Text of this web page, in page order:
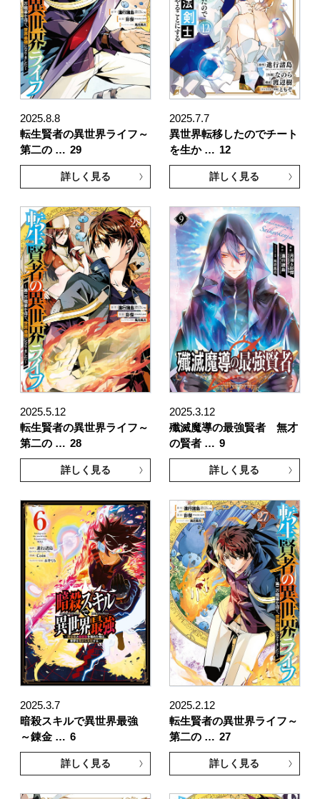
2025.8.8
転生賢者の異世界ライフ～
第二の … 29
詳しく見る
2025.7.7
異世界転移したのでチート
を生か … 12
詳しく見る
2025.5.12
転生賢者の異世界ライフ～
第二の … 28
詳しく見る
2025.3.12
殲滅魔導の最強賢者 無才
の賢者 … 9
詳しく見る
2025.3.7
暗殺スキルで異世界最強
～錬金 … 6
詳しく見る
2025.2.12
転生賢者の異世界ライフ～
第二の … 27
詳しく見る